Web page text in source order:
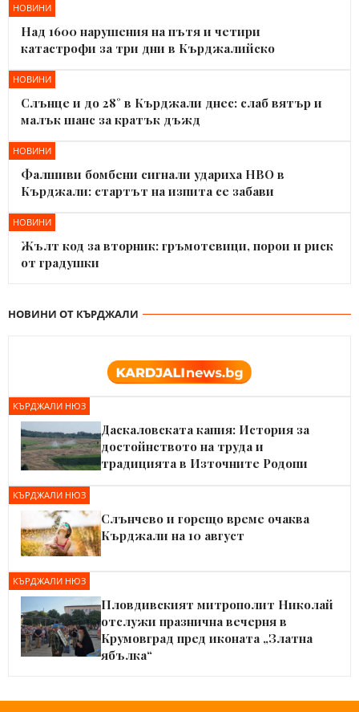
НОВИНИ
Над 1600 нарушения на пътя и четири
катастрофи за три дни в Кърджалийско
НОВИНИ
Слънце и до 28° в Кърджали днес: слаб вятър и
малък шанс за кратък дъжд
НОВИНИ
Фалшиви бомбени сигнали удариха НВО в
Кърджали: стартът на изпита се забави
НОВИНИ
Жълт код за вторник: гръмотевици, порои и риск
от градушки
НОВИНИ ОТ КЪРДЖАЛИ
КЪРДЖАЛИ НЮЗ
Даскаловската капия: История за
достойнството на труда и
традицията в Източните Родопи
КЪРДЖАЛИ НЮЗ
Слънчево и горещо време очаква
Кърджали на 10 август
КЪРДЖАЛИ НЮЗ
Пловдивският митрополит Николай
отслужи празнична вечерня в
Крумовград пред иконата „Златна
ябълка“